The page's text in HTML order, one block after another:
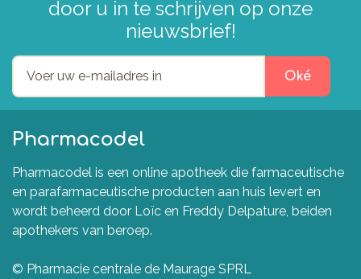
door u in te schrijven op onze
nieuwsbrief!
Oké
Pharmacodel
Pharmacodel is een online apotheek die farmaceutische
en parafarmaceutische producten aan huis levert en
wordt beheerd door Loïc en Freddy Delpature, beiden
apothekers van beroep.
© Pharmacie centrale de Maurage SPRL